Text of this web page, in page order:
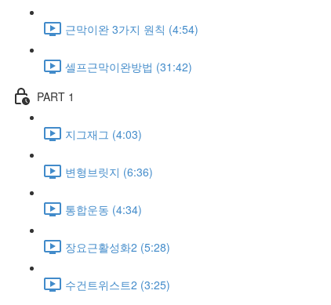
근막이완 3가지 원칙 (4:54)
셀프근막이완방법 (31:42)
PART 1
지그재그 (4:03)
변형브릿지 (6:36)
통합운동 (4:34)
장요근활성화2 (5:28)
수건트위스트2 (3:25)